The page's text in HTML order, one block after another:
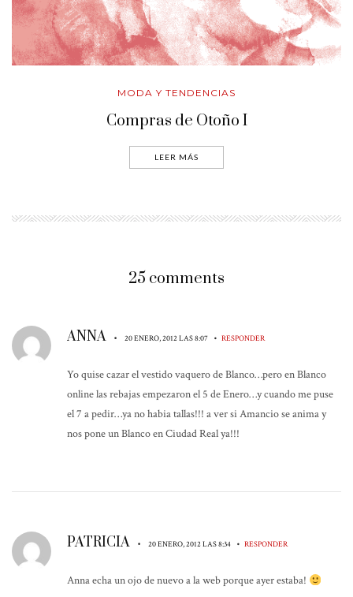
MODA Y TENDENCIAS
Compras de Otoño I
LEER MÁS
25 comments
ANNA • 20 ENERO, 2012 LAS 8:07 • RESPONDER
Yo quise cazar el vestido vaquero de Blanco…pero en Blanco
online las rebajas empezaron el 5 de Enero…y cuando me puse
el 7 a pedir…ya no habia tallas!!! a ver si Amancio se anima y
nos pone un Blanco en Ciudad Real ya!!!
PATRICIA • 20 ENERO, 2012 LAS 8:34 • RESPONDER
Anna echa un ojo de nuevo a la web porque ayer estaba!